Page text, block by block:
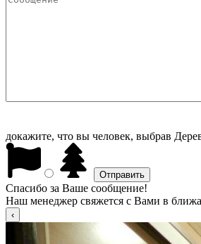
докажите, что вы человек, выбрав
Спасибо за Ваше сообщение!
Наш менеджер свяжется с Вами в